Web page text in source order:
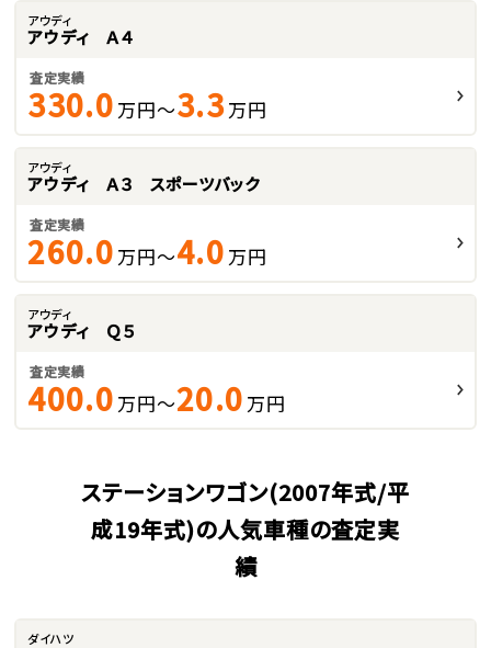
アウディ
アウディ Ａ４
査定実績
330.0 万円～3.3万円
アウディ
アウディ Ａ３ スポーツバック
査定実績
260.0 万円～4.0 万円
アウディ
アウディ Ｑ５
査定実績
400.0 万円～20.0 万円
ステーションワゴン(2007年式/平
成19年式)の人気車種の査定実
績
ダイハツ